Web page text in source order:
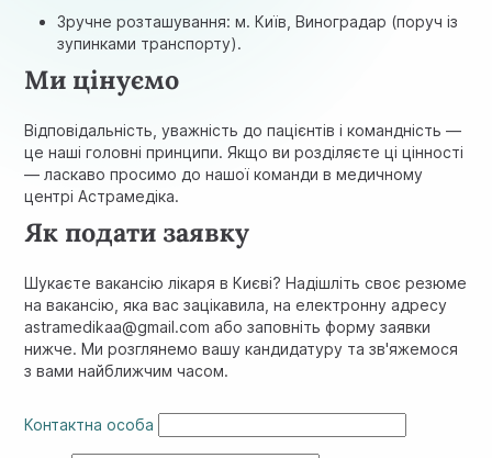
Зручне розташування: м. Київ, Виноградар (поруч із
зупинками транспорту).
Ми цінуємо
Відповідальність, уважність до пацієнтів і командність —
це наші головні принципи. Якщо ви розділяєте ці цінності
— ласкаво просимо до нашої команди в медичному
центрі Астрамедіка.
Як подати заявку
Шукаєте вакансію лікаря в Києві? Надішліть своє резюме
на вакансію, яка вас зацікавила, на електронну адресу
astramedikaa@gmail.com або заповніть форму заявки
нижче. Ми розглянемо вашу кандидатуру та зв'яжемося
з вами найближчим часом.
Контактна особа